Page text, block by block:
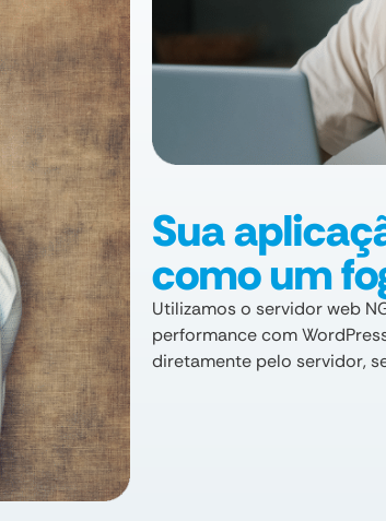
Sua
como um
Utilizamos o servidor web
performance com
diretamente pelo servidor,